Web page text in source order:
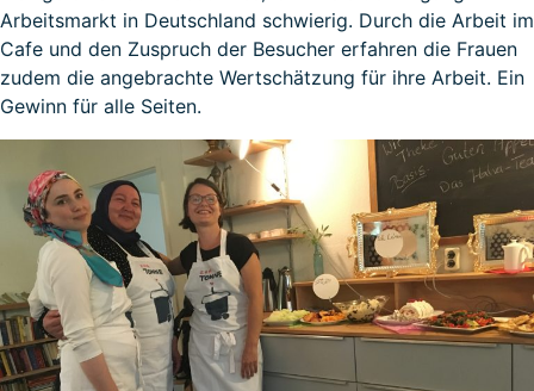
Arbeitsmarkt in Deutschland schwierig. Durch die Arbeit im
Cafe und den Zuspruch der Besucher erfahren die Frauen
zudem die angebrachte Wertschätzung für ihre Arbeit. Ein
Gewinn für alle Seiten.